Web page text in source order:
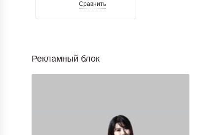
Сравнить
Рекламный блок